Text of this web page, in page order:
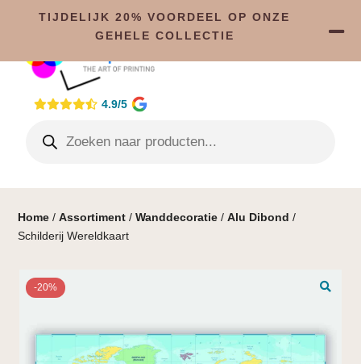
4.9/5
Home /Assortiment /Wanddecoratie /Alu Dibond /
Schilderij Wereldkaart
-20%
TIJDELIJK 20% VOORDEEL OP ONZE
GEHELE COLLECTIE